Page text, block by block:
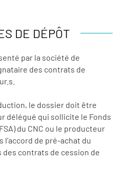
DE DÉPÔT
par la société de
des contrats de
le dossier doit être
délégué qui sollicite le Fonds
du CNC ou le producteur
de pré-achat du
contrats de cession de